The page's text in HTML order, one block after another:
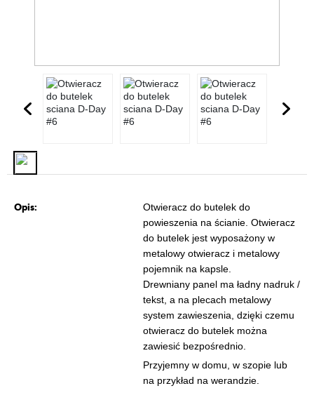
Opis:
Otwieracz do butelek do
powieszenia na ścianie. Otwieracz
do butelek jest wyposażony w
metalowy otwieracz i metalowy
pojemnik na kapsle.
Drewniany panel ma ładny nadruk /
tekst, a na plecach metalowy
system zawieszenia, dzięki czemu
otwieracz do butelek można
zawiesić bezpośrednio.
Przyjemny w domu, w szopie lub
na przykład na werandzie.